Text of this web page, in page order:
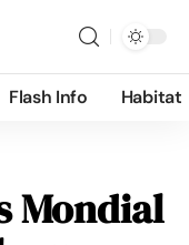
Flash Info Habitat
Mondial